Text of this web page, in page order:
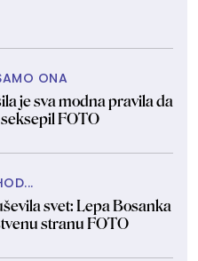
ONA
je sva modna pravila da
FOTO
svet: Lepa Bosanka
stranu FOTO